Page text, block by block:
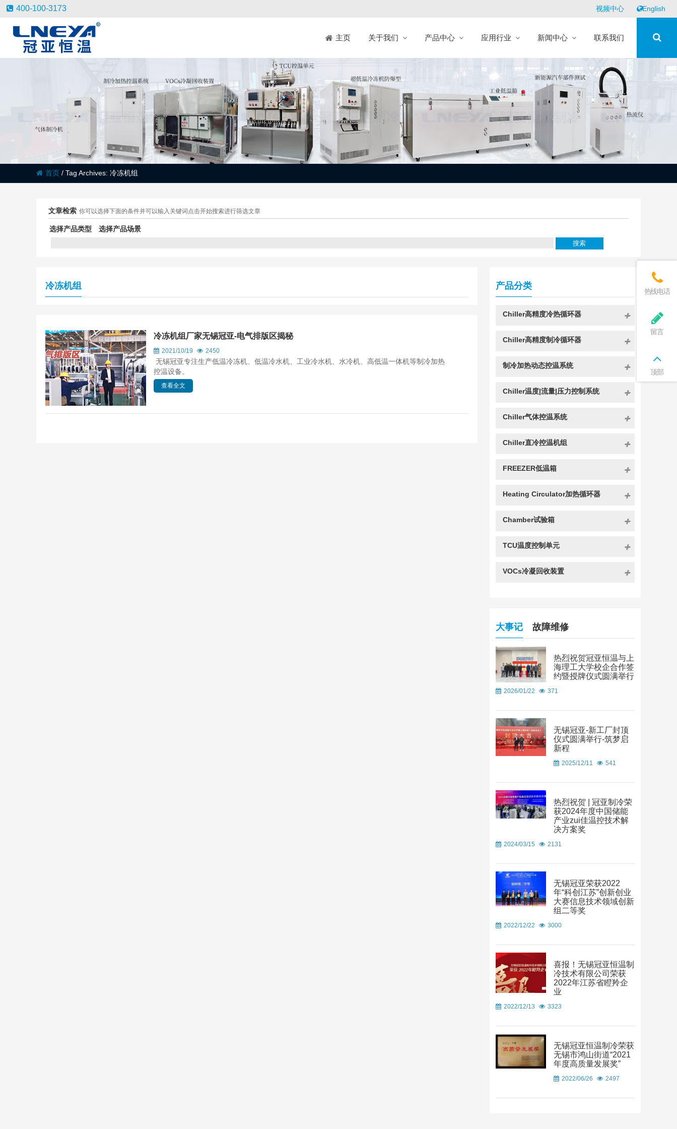
400-100-3173 视频中心 English
主页 关于我们 产品中心 应用行业 新闻中心 联系我们
首页 / Tag Archives: 冷冻机组
文章检索 你可以选择下面的条件并可以输入关键词点击开始搜索进行筛选文章
选择产品类型 选择产品场景
冷冻机组
冷冻机组厂家无锡冠亚-电气排版区揭秘
2021/10/19 2450
无锡冠亚专注生产低温冷冻机、低温冷水机、工业冷水机、水冷机、高低温一体机等制冷加热
控温设备。
查看全文
产品分类
Chiller高精度冷热循环器
Chiller高精度制冷循环器
制冷加热动态控温系统
Chiller温度|流量|压力控制系统
Chiller气体控温系统
Chiller直冷控温机组
FREEZER低温箱
Heating Circulator加热循环器
Chamber试验箱
TCU温度控制单元
VOCs冷凝回收装置
大事记 故障维修
热烈祝贺冠亚恒温与上
海理工大学校企合作签
约暨授牌仪式圆满举行
2026/01/22 371
无锡冠亚-新工厂封顶
仪式圆满举行-筑梦启
新程
2025/12/11 541
热烈祝贺 | 冠亚制冷荣
获2024年度中国储能
产业zui佳温控技术解
决方案奖
2024/03/15 2131
无锡冠亚荣获2022
年“科创江苏”创新创业
大赛信息技术领域创新
组二等奖
2022/12/22 3000
喜报！无锡冠亚恒温制
冷技术有限公司荣获
2022年江苏省瞪羚企
业
2022/12/13 3323
无锡冠亚恒温制冷荣获
无锡市鸿山街道“2021
年度高质量发展奖”
2022/06/26 2497
热线电话
留言
顶部